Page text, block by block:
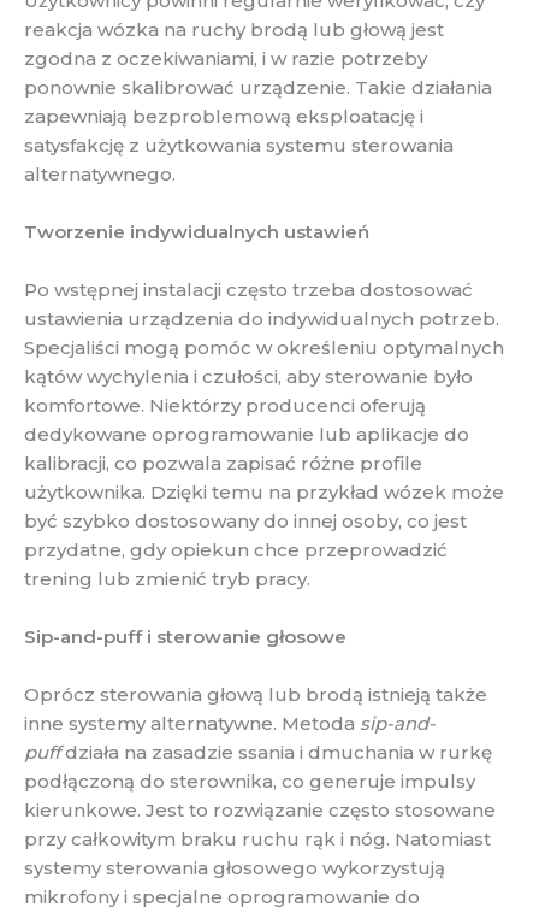
reakcja wózka na ruchy brodą lub głową jest
zgodna z oczekiwaniami, i w razie potrzeby
ponownie skalibrować urządzenie. Takie działania
zapewniają bezproblemową eksploatację i
satysfakcję z użytkowania systemu sterowania
alternatywnego.
Tworzenie indywidualnych ustawień
Po wstępnej instalacji często trzeba dostosować
ustawienia urządzenia do indywidualnych potrzeb.
Specjaliści mogą pomóc w określeniu optymalnych
kątów wychylenia i czułości, aby sterowanie było
komfortowe. Niektórzy producenci oferują
dedykowane oprogramowanie lub aplikacje do
kalibracji, co pozwala zapisać różne profile
użytkownika. Dzięki temu na przykład wózek może
być szybko dostosowany do innej osoby, co jest
przydatne, gdy opiekun chce przeprowadzić
trening lub zmienić tryb pracy.
Sip-and-puff i sterowanie głosowe
Oprócz sterowania głową lub brodą istnieją także
inne systemy alternatywne. Metoda sip-and-
puffdziała na zasadzie ssania i dmuchania w rurkę
podłączoną do sterownika, co generuje impulsy
kierunkowe. Jest to rozwiązanie często stosowane
przy całkowitym braku ruchu rąk i nóg. Natomiast
systemy sterowania głosowego wykorzystują
mikrofony i specjalne oprogramowanie do